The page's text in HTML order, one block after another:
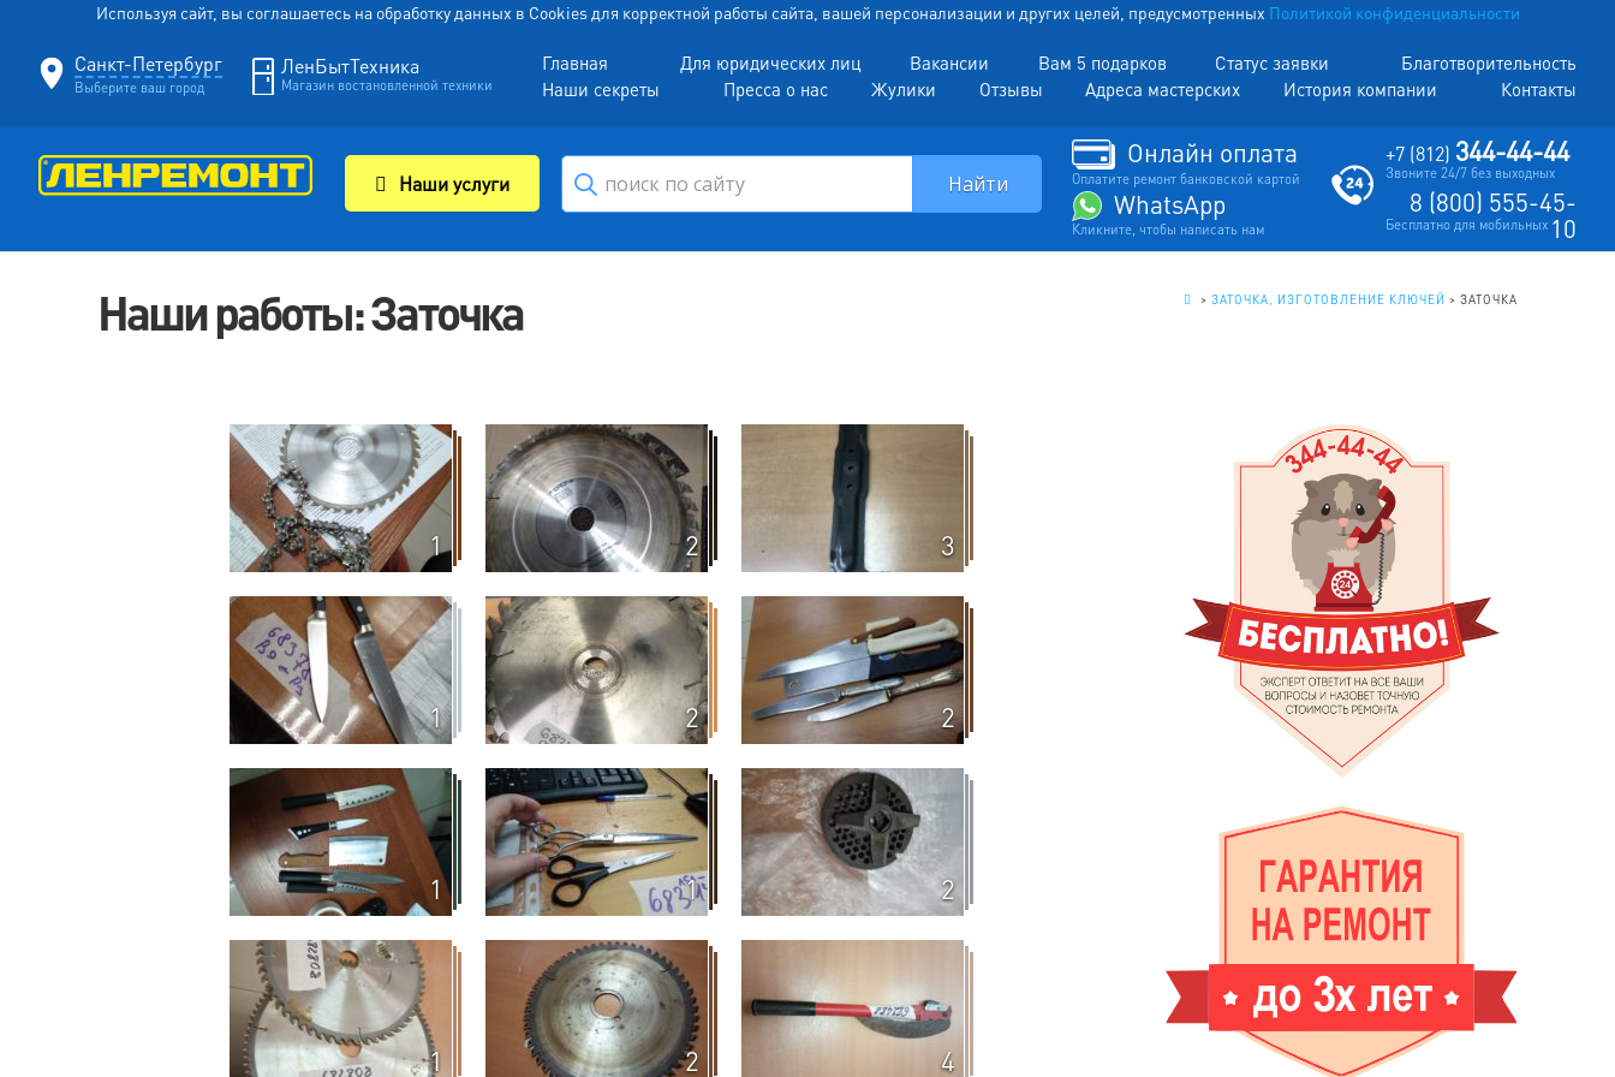
Используя сайт, вы соглашаетесь на обработку данных в Cookies для корректной работы сайта, вашей персонализации и других целей, предусмотренных Политикой конфиденциальности
Санкт-Петербург
Выберите ваш город
ЛенБытТехника
Магазин востановленной техники
Главная Для юридических лиц Вакансии Вам 5 подарков Статус заявки
Благотворительность
Наши секреты
Пресса о нас Жулики Отзывы Адреса мастерских История компании Контакты
Наши услуги
Онлайн оплата
Оплатите ремонт банковской картой
WhatsApp
Кликните, чтобы написать нам
+7 (812) 344-44-44
Звоните 24/7 без выходных
8 (800) 555-45-
10
Бесплатно для мобильных
Наши работы: Заточка > ЗАТОЧКА, ИЗГОТОВЛЕНИЕ КЛЮЧЕЙ > ЗАТОЧКА
1 2 3
1 2 2
1 1 2
1 2 4